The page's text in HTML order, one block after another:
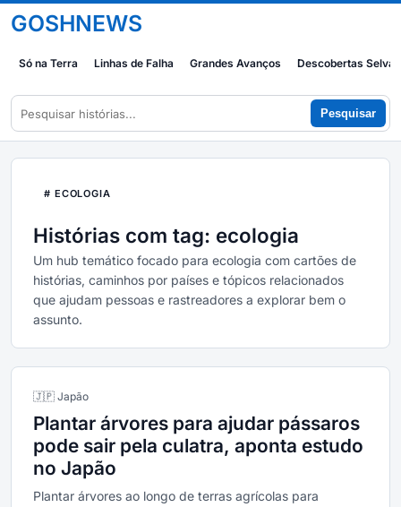
GOSHNEWS
Só na Terra Linhas de Falha Grandes Avanços Descobertas
Pesquisar
# ECOLOGIA
Histórias com tag: ecologia
Um hub temático focado para ecologia com cartões de
histórias, caminhos por países e tópicos relacionados
que ajudam pessoas e rastreadores a explorar bem o
assunto.
🇯🇵 Japão
Plantar árvores para ajudar pássaros
pode sair pela culatra, aponta estudo
no Japão
Plantar árvores ao longo de terras agrícolas para